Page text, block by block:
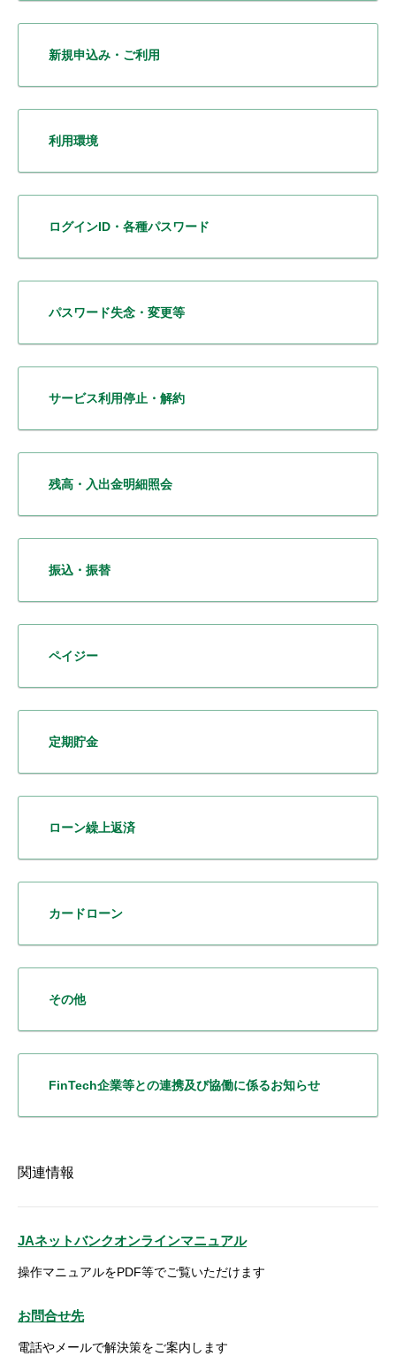
新規申込み・ご利用
利用環境
ログインID・各種パスワード
パスワード失念・変更等
サービス利用停止・解約
残高・入出金明細照会
振込・振替
ペイジー
定期貯金
ローン繰上返済
カードローン
その他
FinTech企業等との連携及び協働に係るお知らせ
関連情報
JAネットバンクオンラインマニュアル
操作マニュアルをPDF等でご覧いただけます
お問合せ先
電話やメールで解決策をご案内します